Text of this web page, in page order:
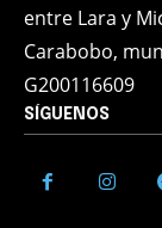
entre Lara y
Carabobo,
G200116609
SÍGUENOS